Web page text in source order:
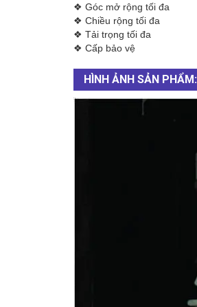
❖ Góc mở rộng tối đa
❖ Chiều rộng tối đa
❖ Tải trọng tối đa
❖ Cấp bảo vệ
HÌNH ẢNH SẢN PHẨM: